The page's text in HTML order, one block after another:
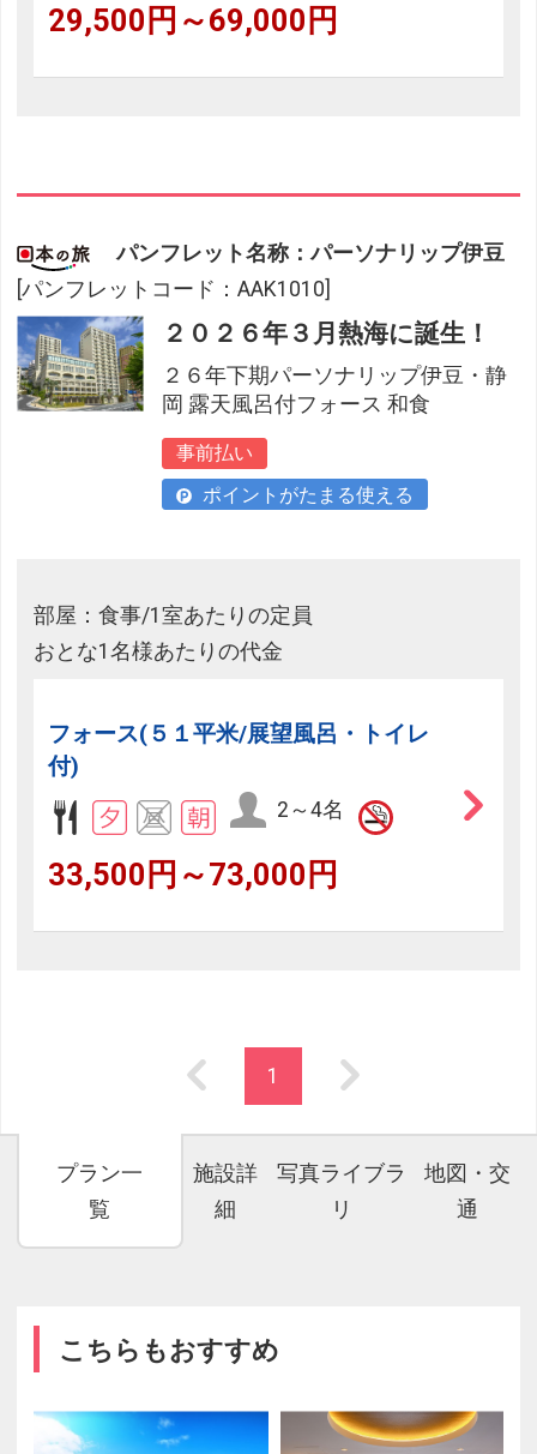
29,500円～69,000円
パンフレット名称：パーソナリップ伊豆
[パンフレットコード：AAK1010]
２０２６年３月熱海に誕生！
２６年下期パーソナリップ伊豆・静
岡 露天風呂付フォース 和食
事前払い
ポイントがたまる使える
部屋：食事/1室あたりの定員
おとな1名様あたりの代金
フォース(５１平米/展望風呂・トイレ
付)
2～4名
33,500円～73,000円
1
プラン一
覧
施設詳
細
写真ライブラ
リ
地図・交
通
こちらもおすすめ